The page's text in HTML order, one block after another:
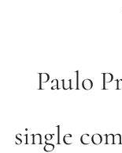
Paulo
single